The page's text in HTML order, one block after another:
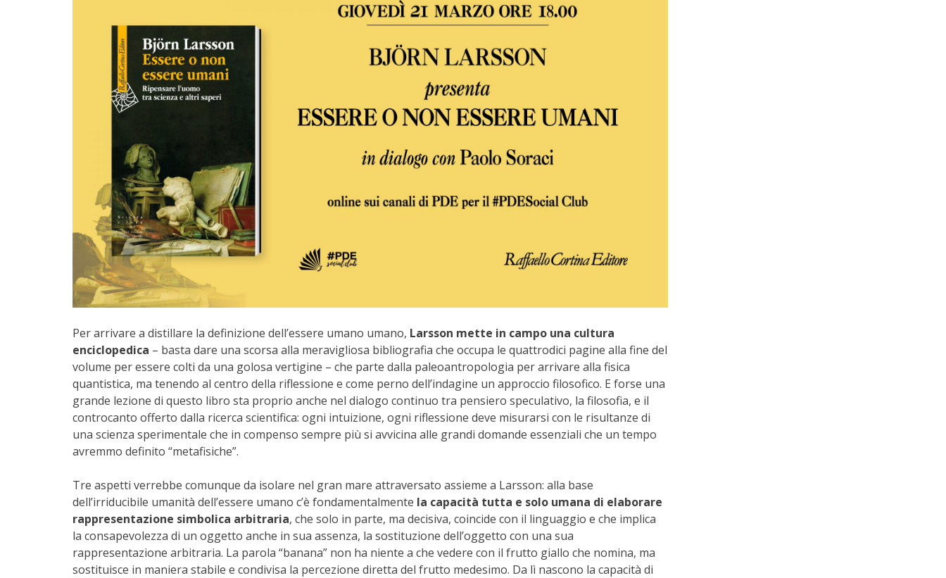
Per arrivare a distillare la definizione dell’essere umano umano, Larsson mette in campo una cultura
enciclopedica – basta dare una scorsa alla meravigliosa bibliografia che occupa le quattrodici pagine alla fine del
volume per essere colti da una golosa vertigine – che parte dalla paleoantropologia per arrivare alla fisica
quantistica, ma tenendo al centro della riflessione e come perno dell’indagine un approccio filosofico. E forse una
grande lezione di questo libro sta proprio anche nel dialogo continuo tra pensiero speculativo, la filosofia, e il
controcanto offerto dalla ricerca scientifica: ogni intuizione, ogni riflessione deve misurarsi con le risultanze di
una scienza sperimentale che in compenso sempre più si avvicina alle grandi domande essenziali che un tempo
avremmo definito “metafisiche”.
Tre aspetti verrebbe comunque da isolare nel gran mare attraversato assieme a Larsson: alla base
dell’irriducibile umanità dell’essere umano c’è fondamentalmente la capacità tutta e solo umana di elaborare
rappresentazione simbolica arbitraria, che solo in parte, ma decisiva, coincide con il linguaggio e che implica
la consapevolezza di un oggetto anche in sua assenza, la sostituzione dell’oggetto con una sua
rappresentazione arbitraria. La parola “banana” non ha niente a che vedere con il frutto giallo che nomina, ma
sostituisce in maniera stabile e condivisa la percezione diretta del frutto medesimo. Da lì nascono la capacità di